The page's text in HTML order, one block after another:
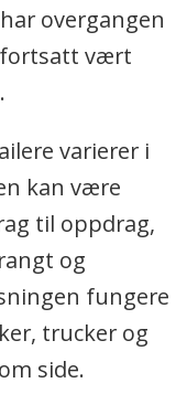
overgangen
fortsatt vært
varierer i
kan være
til oppdrag,
og
fungere
trucker og
side.